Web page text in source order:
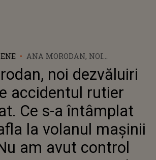
ANA MORODAN, NOI
DEZVĂLUIRI DESPRE
ACCIDENTUL RUTIER
PROVOCAT. CE S-A ÎNTÂMPLAT
CÂND SE AFLA LA VOLANUL
MAȘINII SALE: "NU AM AVUT
CONTROL ASUPRA MEA,
ASUPRA ACȚIUNILOR, NU AM
MAI ȚINUT MINTE CE AM
FĂCUT, CUM AM AJUNS ÎN
noi dezvăluiri
accidentul rutier
Ce s-a întâmplat
la volanul mașinii
am avut control